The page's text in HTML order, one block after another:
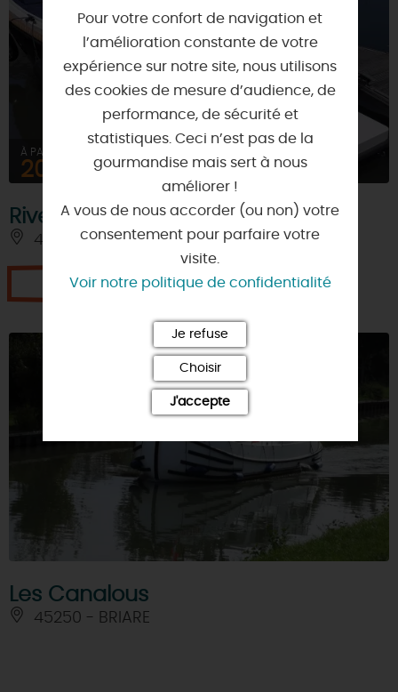
À PARTIR DE
20€
Rivers and Canals in Europe
45250 - BRIARE
Je réserve
Les Canalous
45250 - BRIARE
Pour votre confort de navigation et
l’amélioration constante de votre
expérience sur notre site, nous utilisons
des cookies de mesure d’audience, de
performance, de sécurité et
statistiques. Ceci n’est pas de la
gourmandise mais sert à nous
améliorer !
A vous de nous accorder (ou non) votre
consentement pour parfaire votre
visite.
Voir notre politique de confidentialité
Je refuse
Choisir
J'accepte